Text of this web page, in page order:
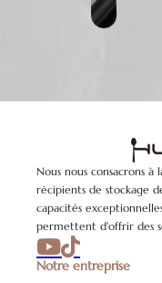
Nous nous consacrons
récipients de stockage
capacités
permettent d'offrir des
Notre entreprise